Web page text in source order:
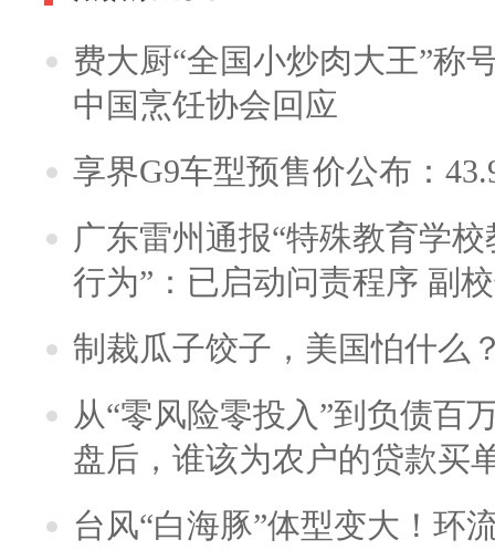
费大厨“全国小炒肉大王”称
中国烹饪协会回应
享界G9车型预售价公布：
广东雷州通报“特殊教育学
行为”：已启动问责程序 副
制裁瓜子饺子，美国怕什么
从“零风险零投入”到负债百
盘后，谁该为农户的贷款买
台风“白海豚”体型变大！环